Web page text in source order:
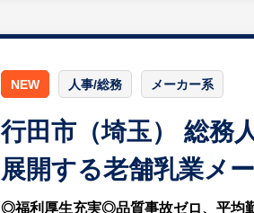
【HUREX求人担当コメン
◎単なる「人事制度の運
ます。医療業界未経験の
織を変革する面白みを実
◎地域医療を支える強固な
・従業員数850名、売上
NEW 人事/総務 メーカー系
行田市（埼玉） 総務
展開する老舗乳業メ
◎福利厚生充実◎品質事故ゼロ、平均